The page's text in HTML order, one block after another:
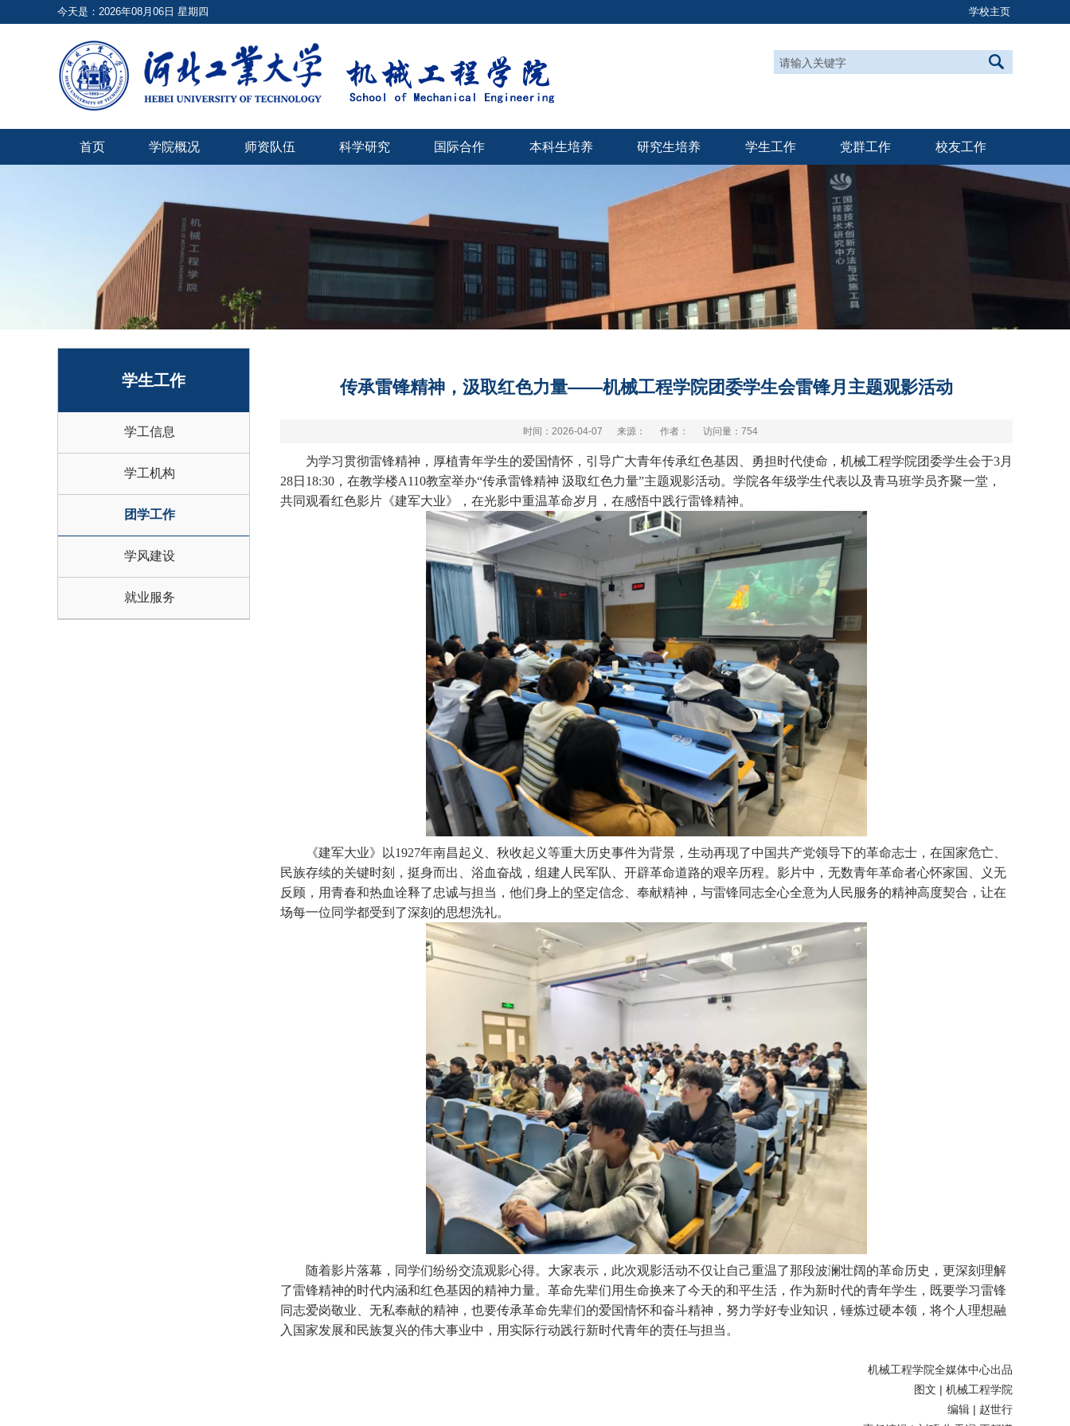
今天是：2026年08月06日 星期四 学校主页
首页 学院概况 师资队伍 科学研究 国际合作 本科生培养 研究生培养 学生工作 党群工作 校友工作
学生工作
学工信息
学工机构
团学工作
学风建设
就业服务
传承雷锋精神，汲取红色力量——机械工程学院团委学生会雷锋月主题观影活动
时间：2026-04-07 来源： 作者： 访问量： 754
为学习贯彻雷锋精神，厚植青年学生的爱国情怀，引导广大青年传承红色基因、勇担时代使命，机械工程学院团委学生会于3月
28日18:30，在教学楼A110教室举办“传承雷锋精神 汲取红色力量”主题观影活动。学院各年级学生代表以及青马班学员齐聚一堂，
共同观看红色影片《建军大业》，在光影中重温革命岁月，在感悟中践行雷锋精神。
《建军大业》以1927年南昌起义、秋收起义等重大历史事件为背景，生动再现了中国共产党领导下的革命志士，在国家危亡、
民族存续的关键时刻，挺身而出、浴血奋战，组建人民军队、开辟革命道路的艰辛历程。影片中，无数青年革命者心怀家国、义无
反顾，用青春和热血诠释了忠诚与担当，他们身上的坚定信念、奉献精神，与雷锋同志全心全意为人民服务的精神高度契合，让在
场每一位同学都受到了深刻的思想洗礼。
随着影片落幕，同学们纷纷交流观影心得。大家表示，此次观影活动不仅让自己重温了那段波澜壮阔的革命历史，更深刻理解
了雷锋精神的时代内涵和红色基因的精神力量。革命先辈们用生命换来了今天的和平生活，作为新时代的青年学生，既要学习雷锋
同志爱岗敬业、无私奉献的精神，也要传承革命先辈们的爱国情怀和奋斗精神，努力学好专业知识，锤炼过硬本领，将个人理想融
入国家发展和民族复兴的伟大事业中，用实际行动践行新时代青年的责任与担当。
机械工程学院全媒体中心出品
图文 | 机械工程学院
编辑 | 赵世行